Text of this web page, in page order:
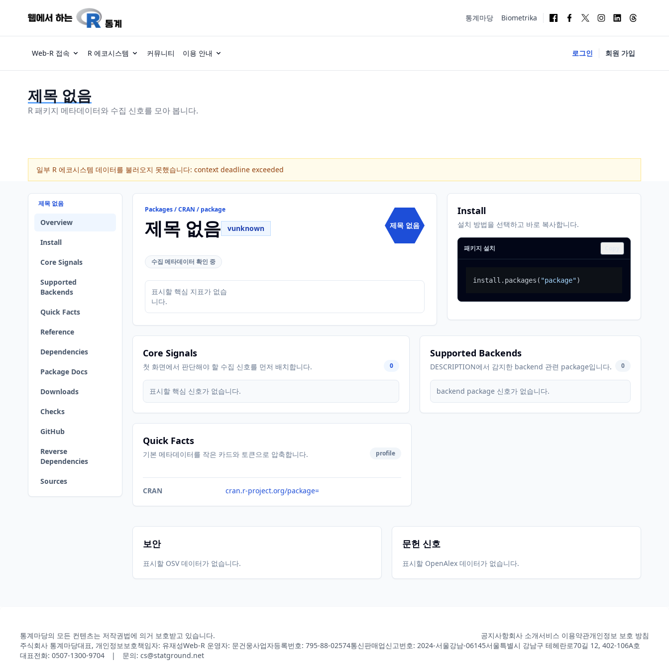
통계마당 Biometrika
Web-R 접속 R 에코시스템 커뮤니티 이용 안내 로그인 회원 가입
제목 없음
R 패키지 메타데이터와 수집 신호를 모아 봅니다.
일부 R 에코시스템 데이터를 불러오지 못했습니다: context deadline exceeded
제목 없음
Overview
Install
Core Signals
Supported
Backends
Quick Facts
Reference
Dependencies
Package Docs
Downloads
Checks
GitHub
Reverse
Dependencies
Sources
Packages / CRAN / package
제목 없음 vunknown 제목 없음
수집 메타데이터 확인 중
표시할 핵심 지표가 없습
니다.
Install
설치 방법을 선택하고 바로 복사합니다.
패키지 설치
install.packages ( "package")
Core Signals
첫 화면에서 판단해야 할 수집 신호를 먼저 배치합니다. 0
표시할 핵심 신호가 없습니다.
Supported Backends
DESCRIPTION에서 감지한 backend 관련 package입니다. 0
backend package 신호가 없습니다.
Quick Facts
기본 메타데이터를 작은 카드와 토큰으로 압축합니다. profile
CRAN cran.r-project.org/package=
보안
표시할 OSV 데이터가 없습니다.
문헌 신호
표시할 OpenAlex 데이터가 없습니다.
통계마당의 모든 컨텐츠는 저작권법에 의거 보호받고 있습니다. 공지사항회사 소개서비스 이용약관개인정보 보호 방침
주식회사 통계마당대표, 개인정보보호책임자: 유재성Web-R 운영자: 문건웅사업자등록번호: 795-88-02574통신판매업신고번호: 2024-서울강남-06145서울특별시 강남구 테헤란로70길 12, 402-106A호
대표전화: 0507-1300-9704 | 문의: cs@statground.net